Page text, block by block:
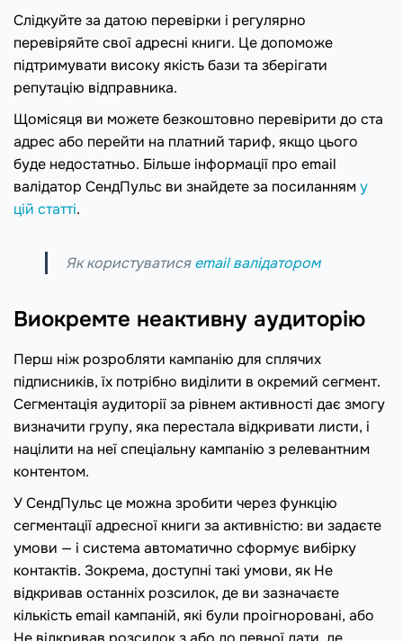
Слідкуйте за датою перевірки і регулярно
перевіряйте свої адресні книги. Це допоможе
підтримувати високу якість бази та зберігати
репутацію відправника.
Щомісяця ви можете безкоштовно перевірити до ста
адрес або перейти на платний тариф, якщо цього
буде недостатньо. Більше інформації про email
валідатор СендПульс ви знайдете за посиланняму
цій статті.
Як користуватисяemail валідатором
Виокремте неактивну аудиторію
Перш ніж розробляти кампанію для сплячих
підписників, їх потрібно виділити в окремий сегмент.
Сегментація аудиторії за рівнем активності дає змогу
визначити групу, яка перестала відкривати листи, і
націлити на неї спеціальну кампанію з релевантним
контентом.
У СендПульс це можна зробити через функцію
сегментації адресної книги за активністю: ви задаєте
умови — і система автоматично сформує вибірку
контактів. Зокрема, доступні такі умови, як Не
відкривав останніх розсилок, де ви зазначаєте
кількість email кампаній, які були проігноровані, або